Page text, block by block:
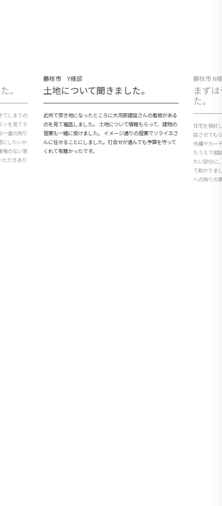
。
てしまうの
ンを見てそ
一番の拘り
にしたいか
悔のない家
ただきあり
藤枝市 Y様邸
土地について聞きました。
近所で空き地になったところに大河原建設さんの看板がある
のを見て電話しました。 土地について情報もらって、建物の
提案も一緒に受けました。 イメージ通りの提案でソライエさ
んに任せることにしました。打合せが進んでも予算を守って
くれて有難かったです。
藤枝市 N
まず
た。
住宅を検討
談させても
外構やカー
たうえで相
たい部分に
て助かりま
への拘りの